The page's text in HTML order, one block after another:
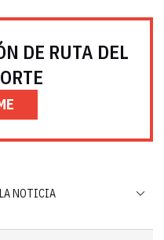
DE RUTA DEL
LA NOTICIA